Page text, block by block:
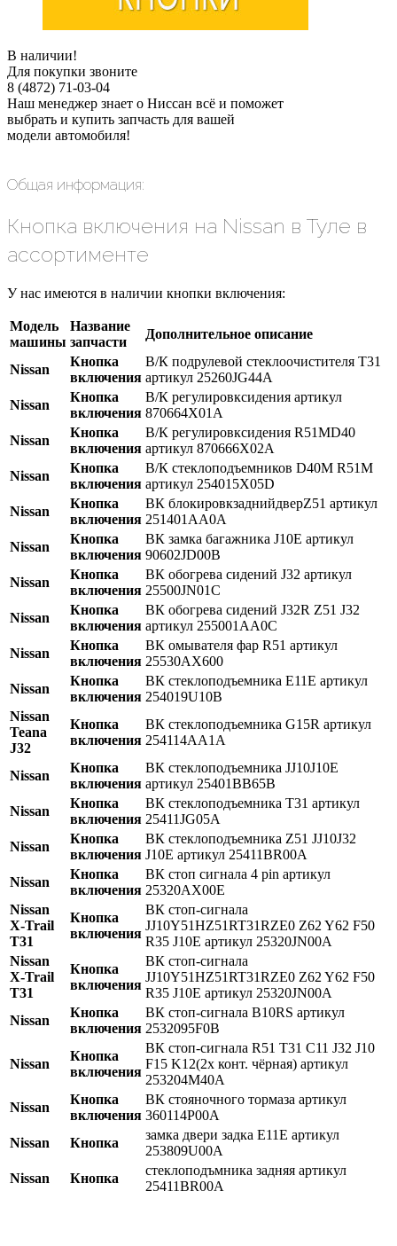
В наличии!
Для покупки звоните
8 (4872) 71-03-04
Наш менеджер знает о Ниссан всё и поможет
выбрать и купить запчасть для вашей
модели автомобиля!
Общая информация:
Кнопка включения на Nissan в Туле в
ассортименте
У нас имеются в наличии кнопки включения:
Модель
машины
Название
запчасти
Дополнительное описание
Nissan
Кнопка
включения
В/К подрулевой стеклоочистителя T31
артикул 25260JG44A
Nissan
Кнопка
включения
В/К регулировксидения артикул
870664X01A
Nissan
Кнопка
включения
В/К регулировксидения R51MD40
артикул 870666X02A
Nissan
Кнопка
включения
В/К стеклоподъемников D40M R51M
артикул 254015X05D
Nissan
Кнопка
включения
ВК блокировкзаднийдверZ51 артикул
251401AA0A
Nissan
Кнопка
включения
ВК замка багажника J10E артикул
90602JD00B
Nissan
Кнопка
включения
ВК обогрева сидений J32 артикул
25500JN01C
Nissan
Кнопка
включения
ВК обогрева сидений J32R Z51 J32
артикул 255001AA0C
Nissan
Кнопка
включения
ВК омывателя фар R51 артикул
25530AX600
Nissan
Кнопка
включения
ВК стеклоподъемника E11E артикул
254019U10B
Nissan
Teana
J32
Кнопка
включения
ВК стеклоподъемника G15R артикул
254114AA1A
Nissan
Кнопка
включения
ВК стеклоподъемника JJ10J10E
артикул 25401BB65B
Nissan
Кнопка
включения
ВК стеклоподъемника T31 артикул
25411JG05A
Nissan
Кнопка
включения
ВК стеклоподъемника Z51 JJ10J32
J10E артикул 25411BR00A
Nissan
Кнопка
включения
ВК стоп сигнала 4 pin артикул
25320AX00E
Nissan
X-Trail
T31
Кнопка
включения
ВК стоп-сигнала
JJ10Y51HZ51RT31RZE0 Z62 Y62 F50
R35 J10E артикул 25320JN00A
Nissan
X-Trail
T31
Кнопка
включения
ВК стоп-сигнала
JJ10Y51HZ51RT31RZE0 Z62 Y62 F50
R35 J10E артикул 25320JN00A
Nissan
Кнопка
включения
ВК стоп-сигнала B10RS артикул
2532095F0B
Nissan
Кнопка
включения
ВК стоп-сигнала R51 T31 C11 J32 J10
F15 K12(2х конт. чёрная) артикул
253204M40A
Nissan
Кнопка
включения
ВК стояночного тормаза aртикул
360114P00A
Nissan
Кнопка
замка двери задка E11E артикул
253809U00A
Nissan
Кнопка
стеклоподъмника задняя артикул
25411BR00A